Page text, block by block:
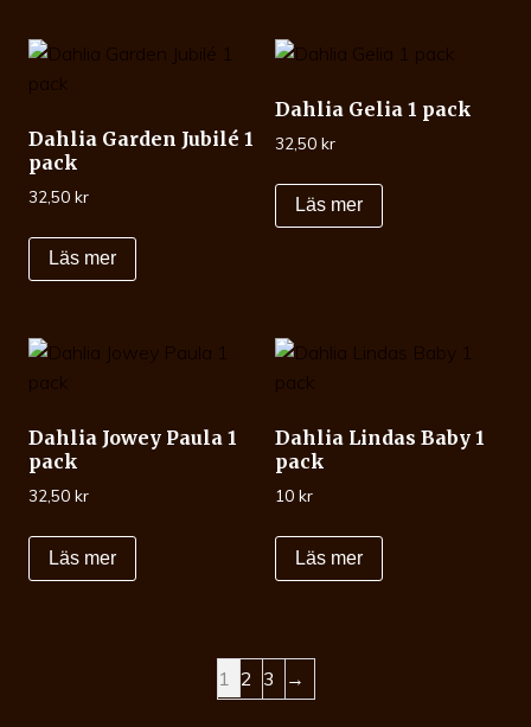
Dahlia Garden Jubilé 1
pack
32,50 kr
Läs mer
Dahlia Gelia 1 pack
32,50 kr
Läs mer
Dahlia Jowey Paula 1
pack
32,50 kr
Läs mer
Dahlia Lindas Baby 1
pack
10 kr
Läs mer
1 2 3 →